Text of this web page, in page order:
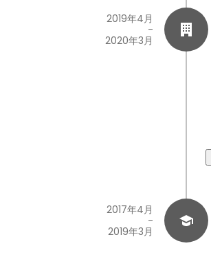
2019年4月
-
2020年3月
2017年4月
-
2019年3月